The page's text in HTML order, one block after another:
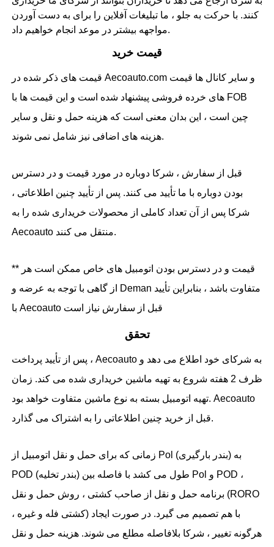
کنند. با حرکت به جلو ، ما تبلیغات آفلاین را برای به دست آوردن
مواجهه بیشتر در موعد انجام خواهیم داد.
قیمت خرید
قیمت های ذکر شده در Aecoauto.com و سایر کانال ها قیمت
های خرده فروشی پیشنهاد شده است و این قیمت ها با FOB
چین است ، این بدان معنی است که هزینه حمل و نقل و سایر
هزینه های اضافی نیز شامل نمی شوند.
قبل از سفارش ، شرکا دوباره در مورد قیمت و در دسترس
بودن دوباره با ما تأیید می کنند. پس از تأیید چنین اطلاعاتی ،
شرکا پس از آن تعداد کاملی از محصولات خریداری شده را به
Aecoauto منتقل می کنند.
** قیمت و در دسترس بودن اتومبیل های خاص ممکن است هر
از گاهی با توجه به عرضه و Deman متفاوت باشد ، بنابراین تأیید
با Aecoauto قبل از سفارش نیاز است
تحقق
پس از تأیید پرداخت ، Aecoauto به شرکای خود اطلاع می دهد و
ظرف 2 هفته شروع به تهیه ماشین خریداری شده می کند. زمان
تهیه اتومبیل بسته به نوع ماشین متفاوت خواهد بود. Aecoauto
قبل از خرید چنین اطلاعاتی را به اشتراک می گذارد.
زمانی که برای حمل و نقل اتومبیل از Pol (بندر بارگیری) به
POD (بندر تخلیه) طول می کشد با فاصله بین Pol و POD ،
برنامه حمل و نقل از صاحب کشتی ، روش حمل و نقل (RORO
، کشتی فله و غیره) با هم تصمیم می گیرد. در صورت ایجاد
هرگونه تغییر ، شرکا بلافاصله مطلع می شوند. هزینه حمل و نقل